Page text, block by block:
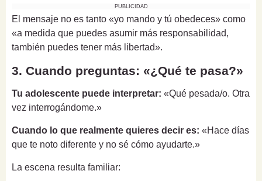
PUBLICIDAD
El mensaje no es tanto «yo mando y tú obedeces» como
«a medida que puedes asumir más responsabilidad,
también puedes tener más libertad».
3. Cuando preguntas: «¿Qué te pasa?»
Tu adolescente puede interpretar: «Qué pesada/o. Otra
vez interrogándome.»
Cuando lo que realmente quieres decir es: «Hace días
que te noto diferente y no sé cómo ayudarte.»
La escena resulta familiar: